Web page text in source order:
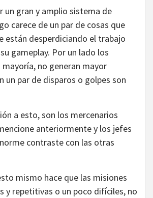
un gran y amplio sistema de
carece de un par de cosas que
están desperdiciando el trabajo
gameplay. Por un lado los
mayoría, no generan mayor
un par de disparos o golpes son
a esto, son los mercenarios
anteriormente y los jefes
contraste con las otras
mismo hace que las misiones
y repetitivas o un poco difíciles, no